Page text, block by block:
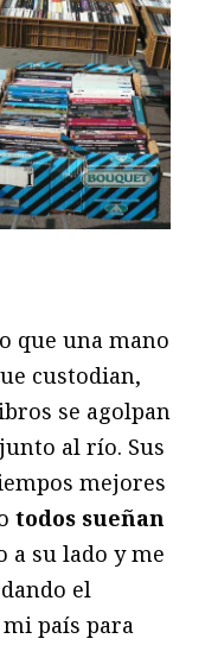
que una mano
custodian,
se agolpan
al río. Sus
mejores
todos sueñan
a su lado y me
el
país para